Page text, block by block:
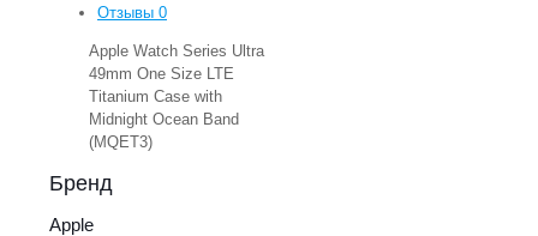
Отзывы 0
Apple Watch Series Ultra
49mm One Size LTE
Titanium Case with
Midnight Ocean Band
(MQET3)
Бренд
Apple